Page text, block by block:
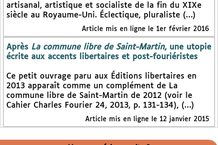
artisanal, artistique et socialiste de la fin du XIXe
siècle au Royaume-Uni. Éclectique, pluraliste (…)
Article mis en ligne le 1er février 2016
Après La commune libre de Saint-Martin, une utopie
écrite aux accents libertaires et post-fouriéristes
Ce petit ouvrage paru aux Éditions libertaires en
2013 apparaît comme un complément de La
commune libre de Saint-Martin de 2012 (voir le
Cahier Charles Fourier 24, 2013, p. 131-134), (…)
Article mis en ligne le 12 janvier 2015